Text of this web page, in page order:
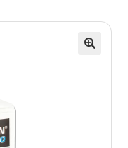
hijo
el